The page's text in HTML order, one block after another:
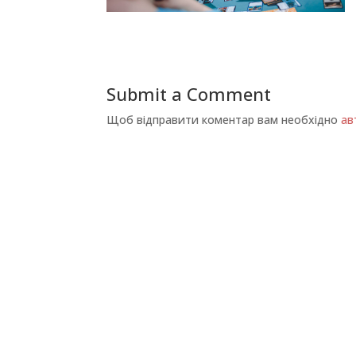
Submit a Comment
Щоб відправити коментар вам необхідно